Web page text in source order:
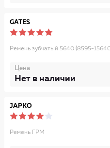
GATES
Ремень зубчатый 5640 (8595-
Цена
Нет в наличии
JAPKO
Ремень ГРМ